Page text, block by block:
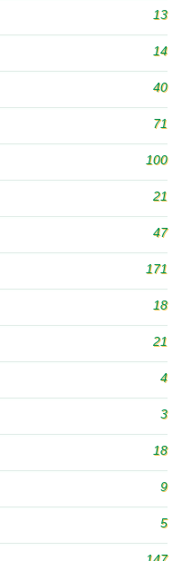
13
14
40
71
100
21
47
171
18
21
4
3
18
9
5